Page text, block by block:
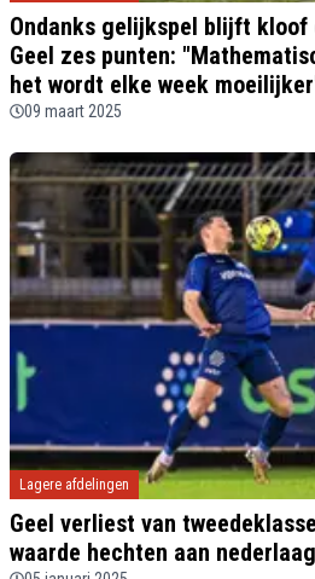
Ondanks gelijkspel blijft
Geel zes punten:
het wordt elke week
09 maart 2025
Lagere afdelingen
Geel verliest van
waarde hechten aan